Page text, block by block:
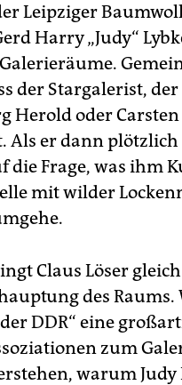
Leipziger
Harry „Judy“
der Stargalerist, der
Herold oder
Als er dann
die Frage, was ihm
mit wilder
Claus Löser
des Raums.
DDR“ eine
zum
warum Judy